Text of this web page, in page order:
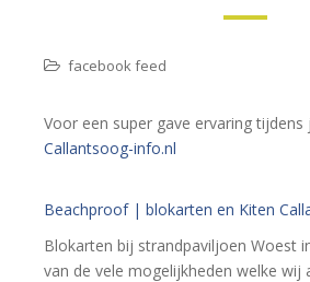
facebook feed
Voor een super gave ervaring tijdens
Callantsoog-info.nl
Beachproof | blokarten en Kiten
Blokarten bij strandpaviljoen Woest
van de vele mogelijkheden welke wij